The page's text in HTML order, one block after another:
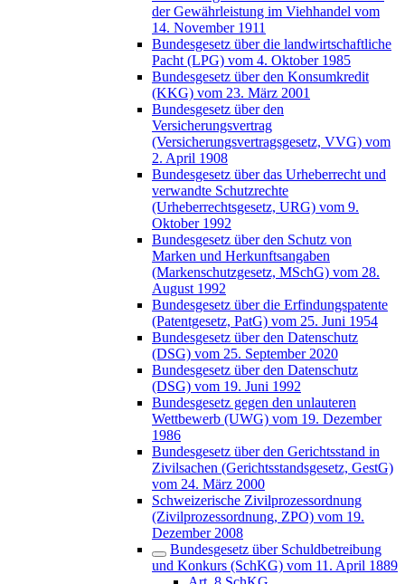
der Gewährleistung im Viehhandel vom
14. November 1911
Bundesgesetz über die landwirtschaftliche
Pacht (LPG) vom 4. Oktober 1985
Bundesgesetz über den Konsumkredit
(KKG) vom 23. März 2001
Bundesgesetz über den
Versicherungsvertrag
(Versicherungsvertragsgesetz, VVG) vom
2. April 1908
Bundesgesetz über das Urheberrecht und
verwandte Schutzrechte
(Urheberrechtsgesetz, URG) vom 9.
Oktober 1992
Bundesgesetz über den Schutz von
Marken und Herkunftsangaben
(Markenschutzgesetz, MSchG) vom 28.
August 1992
Bundesgesetz über die Erfindungspatente
(Patentgesetz, PatG) vom 25. Juni 1954
Bundesgesetz über den Datenschutz
(DSG) vom 25. September 2020
Bundesgesetz über den Datenschutz
(DSG) vom 19. Juni 1992
Bundesgesetz gegen den unlauteren
Wettbewerb (UWG) vom 19. Dezember
1986
Bundesgesetz über den Gerichtsstand in
Zivilsachen (Gerichtsstandsgesetz, GestG)
vom 24. März 2000
Schweizerische Zivilprozessordnung
(Zivilprozessordnung, ZPO) vom 19.
Dezember 2008
Bundesgesetz über Schuldbetreibung
und Konkurs (SchKG) vom 11. April 1889